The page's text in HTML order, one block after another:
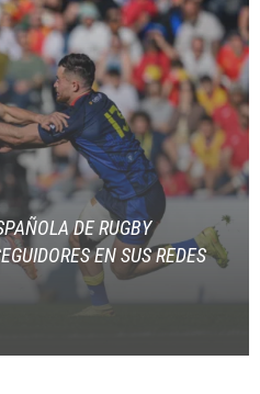
DE RUGBY
EN SUS REDES